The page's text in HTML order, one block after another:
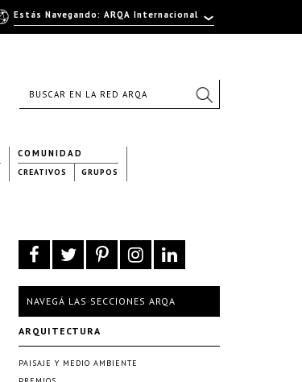
COMUNIDAD
CREATIVOS GRUPOS
NAVEGÁ LAS SECCIONES ARQA
ARQUITECTURA
PAISAJE Y MEDIO AMBIENTE
Estás Navegando: ARQA Internacional